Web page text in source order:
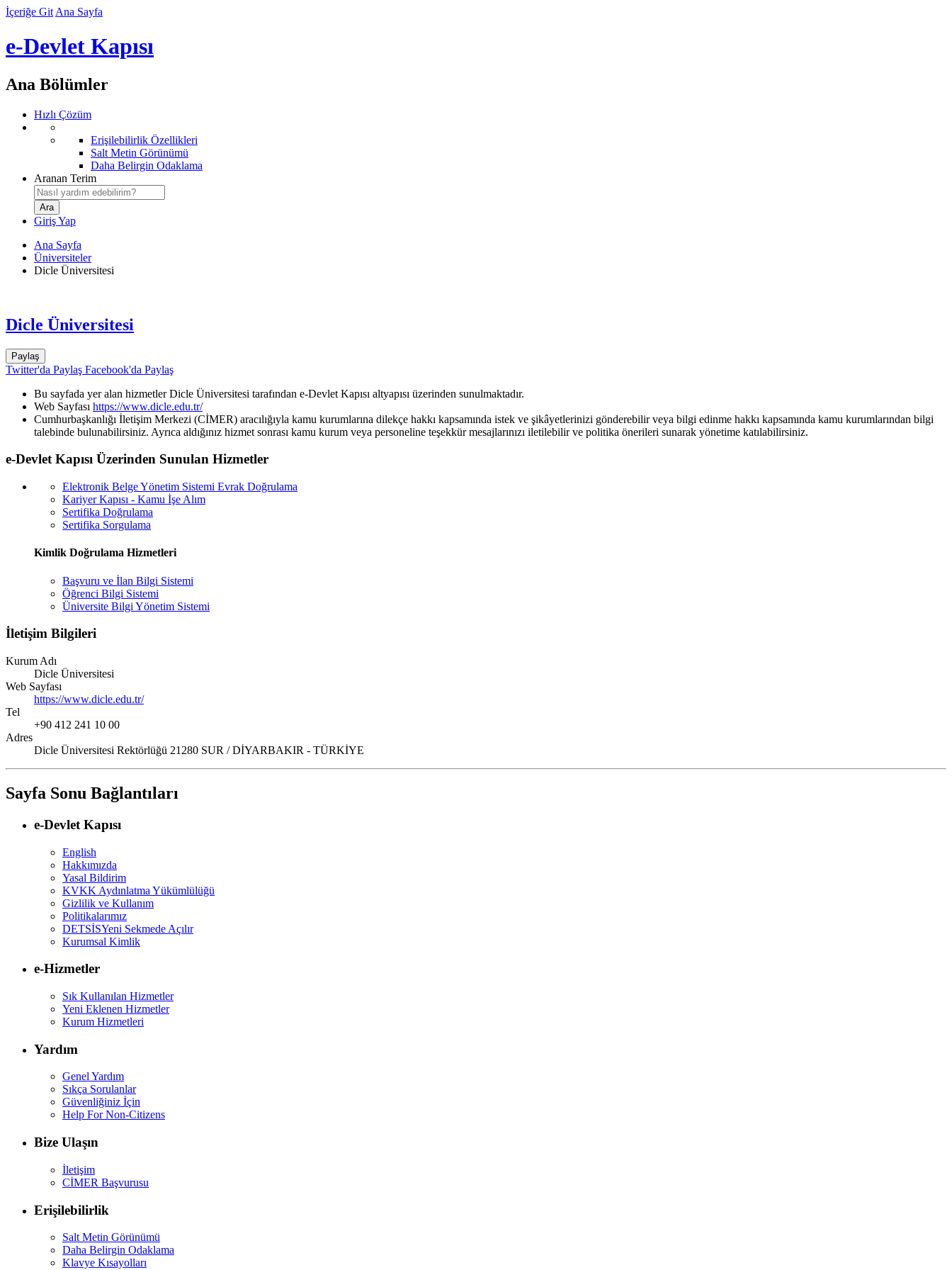
İçeriğe Git Ana Sayfa
e-Devlet Kapısı
Ana Bölümler
Hızlı Çözüm
Erişilebilirlik Özellikleri
Salt Metin Görünümü
Daha Belirgin Odaklama
Aranan Terim
Giriş Yap
Ana Sayfa
Üniversiteler
Dicle Üniversitesi
Dicle Üniversitesi
Paylaş
Twitter'da Paylaş Facebook'da Paylaş
Bu sayfada yer alan hizmetler Dicle Üniversitesi tarafından e-Devlet Kapısı altyapısı üzerinden sunulmaktadır.
Web Sayfası https://www.dicle.edu.tr/
Cumhurbaşkanlığı İletişim Merkezi (CİMER) aracılığıyla kamu kurumlarına dilekçe hakkı kapsamında istek ve şikâyetlerinizi gönderebilir veya bilgi edinme hakkı kapsamında kamu kurumlarından bilgi
talebinde bulunabilirsiniz. Ayrıca aldığınız hizmet sonrası kamu kurum veya personeline teşekkür mesajlarınızı iletilebilir ve politika önerileri sunarak yönetime katılabilirsiniz.
e-Devlet Kapısı Üzerinden Sunulan Hizmetler
Elektronik Belge Yönetim Sistemi Evrak Doğrulama
Kariyer Kapısı - Kamu İşe Alım
Sertifika Doğrulama
Sertifika Sorgulama
Kimlik Doğrulama Hizmetleri
Başvuru ve İlan Bilgi Sistemi
Öğrenci Bilgi Sistemi
Üniversite Bilgi Yönetim Sistemi
İletişim Bilgileri
Kurum Adı
Dicle Üniversitesi
Web Sayfası
https://www.dicle.edu.tr/
Tel
+90 412 241 10 00
Adres
Dicle Üniversitesi Rektörlüğü 21280 SUR / DİYARBAKIR - TÜRKİYE
Sayfa Sonu Bağlantıları
e-Devlet Kapısı
English
Hakkımızda
Yasal Bildirim
KVKK Aydınlatma Yükümlülüğü
Gizlilik ve Kullanım
Politikalarımız
DETSİSYeni Sekmede Açılır
Kurumsal Kimlik
e-Hizmetler
Sık Kullanılan Hizmetler
Yeni Eklenen Hizmetler
Kurum Hizmetleri
Yardım
Genel Yardım
Sıkça Sorulanlar
Güvenliğiniz İçin
Help For Non-Citizens
Bize Ulaşın
İletişim
CİMER Başvurusu
Erişilebilirlik
Salt Metin Görünümü
Daha Belirgin Odaklama
Klavye Kısayolları